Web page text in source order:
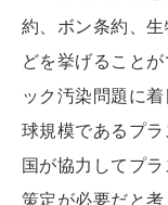
約、ボン条約、
どを挙げること
ック汚染問題に
球規模であるプ
国が協力してプ
策定が必要だと